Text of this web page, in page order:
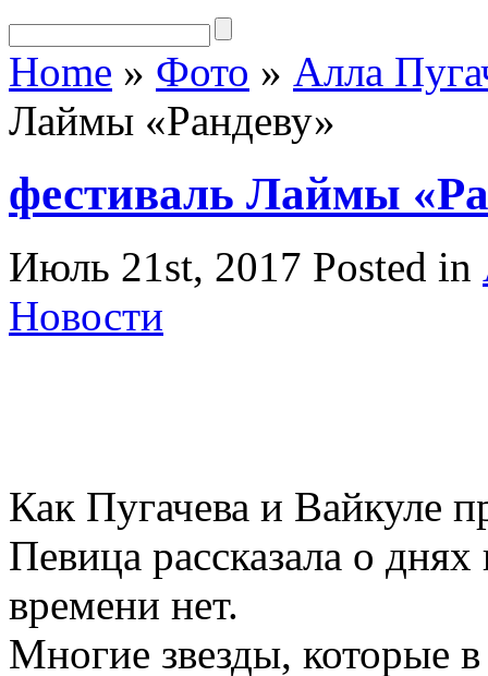
Home » Фото » Алла
Лаймы «Рандеву»
фестиваль Лаймы
Июль 21st, 2017 Posted in
Новости
Как Пугачева и Вайкуле
Певица рассказала о
времени нет.
Многие звезды, которые